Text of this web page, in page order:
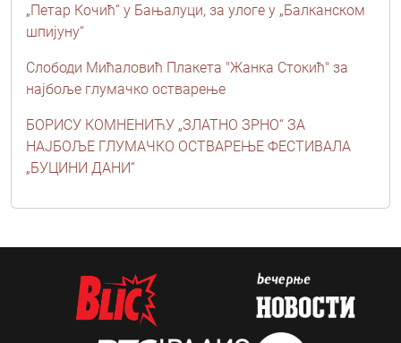
„Петар Кочић“ у Бањалуци, за улоге у „Балканском
шпијуну“
Слободи Мићаловић Плакета "Жанка Стокић" за
најбоље глумачко остварење
БОРИСУ КОМНЕНИЋУ „ЗЛАТНО ЗРНО“ ЗА
НАЈБОЉЕ ГЛУМАЧКО ОСТВАРЕЊЕ ФЕСТИВАЛА
„БУЦИНИ ДАНИ“